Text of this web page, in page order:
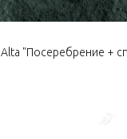
Alta "Посеребрение +